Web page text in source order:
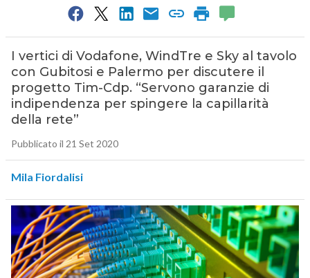
I vertici di Vodafone, WindTre e Sky al tavolo
con Gubitosi e Palermo per discutere il
progetto Tim-Cdp. “Servono garanzie di
indipendenza per spingere la capillarità
della rete”
Pubblicato il 21 Set 2020
Mila Fiordalisi